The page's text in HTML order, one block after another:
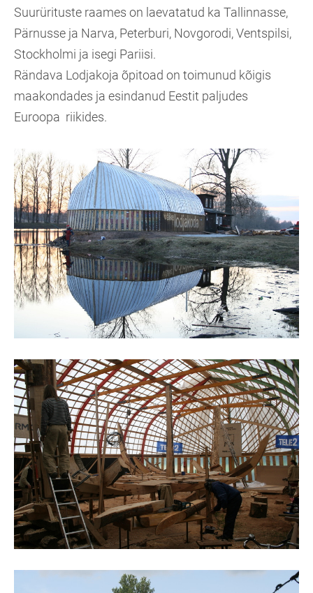
Suurürituste raames on laevatatud ka Tallinnasse,
Pärnusse ja Narva, Peterburi, Novgorodi, Ventspilsi,
Stockholmi ja isegi Pariisi.
Rändava Lodjakoja õpitoad on toimunud kõigis
maakondades ja esindanud Eestit paljudes
Euroopa riikides.